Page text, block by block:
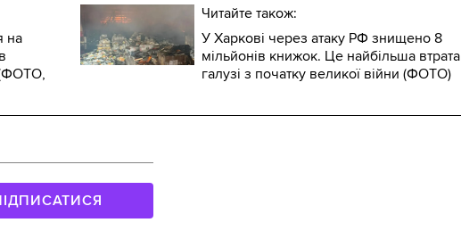
на
(ФОТО,
Читайте також:
У Харкові через атаку РФ знищено 8
мільйонів книжок. Це найбільша втрата
галузі з початку великої війни (ФОТО)